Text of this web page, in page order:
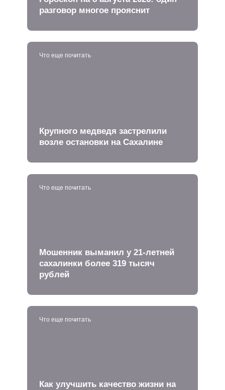
разговор многое прояснит
Что еще почитать
Крупного медведя застрелили
возле остановки на Сахалине
Что еще почитать
Мошенник выманил у 21-летней
сахалинки более 319 тысяч
рублей
Что еще почитать
Как улучшить качество жизни на